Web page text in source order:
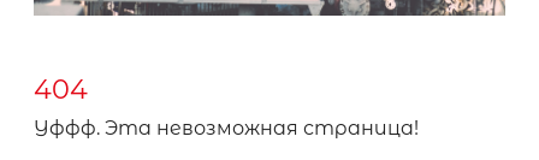
404
Уффф. Эта невозможная страница!